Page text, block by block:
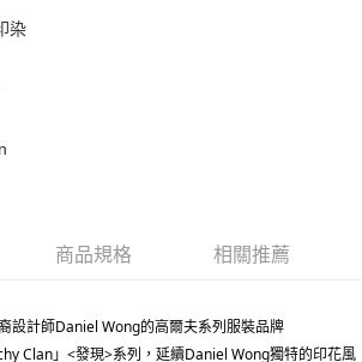
含以上)免運費
染
商品規格 相關推薦
設計師Daniel Wong的高爾夫系列服裝品牌
Clan」<發現>系列，延續Daniel Wong獨特的印花風